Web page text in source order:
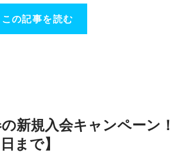
この記事を読む
新規入会キャンペーン
まで】